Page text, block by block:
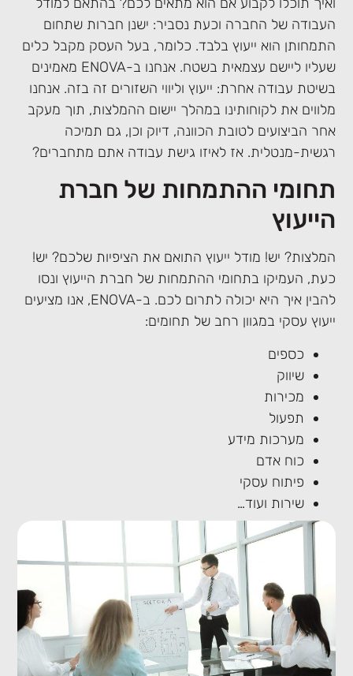
העבודה של החברה וכעת נסביר: ישנן חברות שתחום
התמחותן הוא ייעוץ בלבד. כלומר, בעל העסק מקבל כלים
שעליו ליישם עצמאית בשטח. אנחנו ב-ENOVA מאמינים
בשיטת עבודה אחרת: ייעוץ וליווי השזורים זה בזה. אנחנו
מלווים את לקוחותינו במהלך יישום ההמלצות, תוך מעקב
אחר הביצועים לטובת הכוונה, דיוק וכן, גם תמיכה
רגשית-מנטלית. אז לאיזו גישת עבודה אתם מתחברים?
תחומי ההתמחות של חברת
הייעוץ
המלצות? יש! מודל ייעוץ התואם את הציפיות שלכם? יש!
כעת, העמיקו בתחומי ההתמחות של חברת הייעוץ ונסו
להבין איך היא יכולה לתרום לכם. ב-ENOVA, אנו מציעים
ייעוץ עסקי במגוון רחב של תחומים:
כספים
שיווק
מכירות
תפעול
מערכות מידע
כוח אדם
פיתוח עסקי
שירות ועוד…